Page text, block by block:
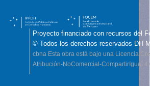
Proyecto financiado con recursos del
© Todos los derechos reservados DH
cbna Esta obra está bajo una Licencia
Atribución-NoComercial-CompartirIgual